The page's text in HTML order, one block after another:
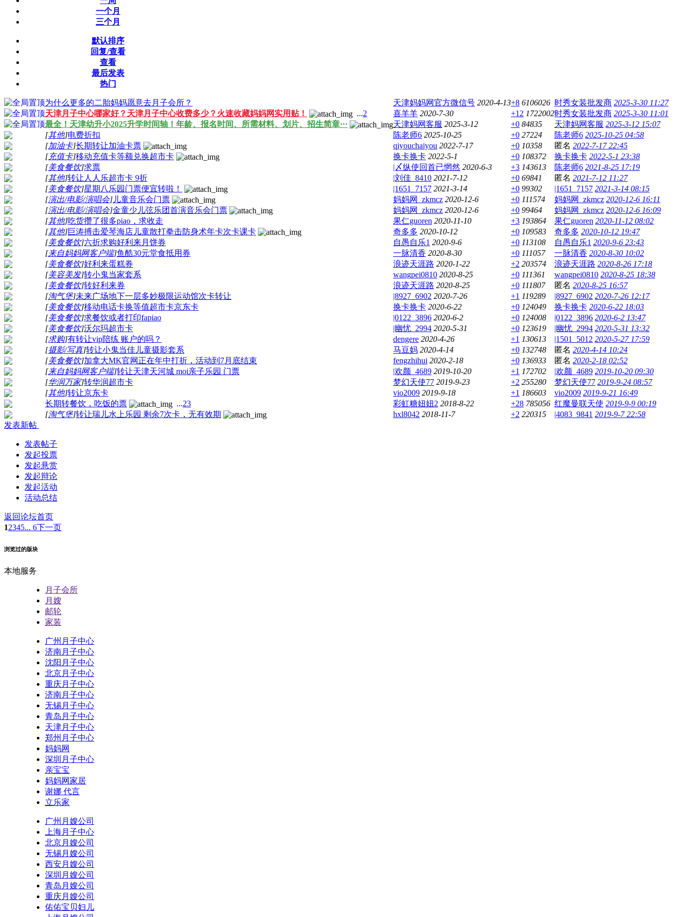
一个月
三个月
默认排序
回复/查看
查看
最后发表
热门
为什么更多的二胎妈妈愿意去月子会所？ 天津妈妈网官方微信号 2020-4-13+8 6106026 时秀女装批发商 2025-3-30 11:27
天津月子中心哪家好？天津月子中心收费多少？火速收藏妈妈网实用贴！
...2 喜羊羊 2020-7-30 +12 1722002时秀女装批发商 2025-3-30 11:01
最全！天津幼升小2025升学时间轴！年龄、报名时间、所需材料、划片、招生简章···
天津妈网客服 2025-3-12 +0 84835 天津妈网客服 2025-3-12 15:07
[其他]电费折扣 陈老师6 2025-10-25 +0 27224 陈老师6 2025-10-25 04:58
[加油卡]长期转让加油卡票 qiyouchaiyou 2022-7-17 +0 10358 匿名 2022-7-17 22:45
[充值卡]移动充值卡等额兑换超市卡 换卡换卡 2022-5-1 +0 108372 换卡换卡 2022-5-1 23:38
[美食餐饮]求票 |〆纵使回首已惘然 2020-6-3 +3 143613 陈老师6 2021-8-25 17:19
[其他]转让人人乐超市卡 9折 |刘佳_8410 2021-7-12 +0 69841 匿名 2021-7-12 11:27
[美食餐饮]星期八乐园门票便宜转啦！ |1651_7157 2021-3-14 +0 99302 |1651_7157 2021-3-14 08:15
[演出/电影/演唱会] 儿童音乐会门票 妈妈网_zkmcz 2020-12-6 +0 111574 妈妈网_zkmcz 2020-12-6 16:11
[演出/电影/演唱会]金童少儿弦乐团首演音乐会门票 妈妈网_zkmcz 2020-12-6 +0 99464 妈妈网_zkmcz 2020-12-6 16:09
[其他]吃货攒了很多piao，求收走 果仁guoren 2020-11-10 +3 193864 果仁guoren 2020-11-12 08:02
[其他]巨涛搏击爱琴海店儿童散打拳击防身术年卡次卡课卡 奇多多 2020-10-12 +0 109583 奇多多 2020-10-12 19:47
[美食餐饮]六折求购好利来月饼券 自愚自乐1 2020-9-6 +0 113108 自愚自乐1 2020-9-6 23:43
[来自妈妈网客户端]鱼酷30元堂食抵用券 一脉清香 2020-8-30 +0 111057 一脉清香 2020-8-30 10:02
[美食餐饮]好利来蛋糕券 浪迹天涯路 2020-1-22 +2 203574 浪迹天涯路 2020-8-26 17:18
[美容美发]转小鬼当家套系 wangpei0810 2020-8-25 +0 111361 wangpei0810 2020-8-25 18:38
[美食餐饮]转好利来券 浪迹天涯路 2020-8-25 +0 111807 匿名 2020-8-25 16:57
[淘气堡]未来广场地下一层多妙极限运动馆次卡转让 |8927_6902 2020-7-26 +1 119289 |8927_6902 2020-7-26 12:17
[美食餐饮]移动电话卡换等值超市卡京东卡 换卡换卡 2020-6-22 +0 124049 换卡换卡 2020-6-22 18:03
[美食餐饮]求餐饮或者打印fapiao |0122_3896 2020-6-2 +0 124008 |0122_3896 2020-6-2 13:47
[美食餐饮]沃尔玛超市卡 |幽忧_2994 2020-5-31 +0 123619 |幽忧_2994 2020-5-31 13:32
[求购]有转让vip陪练 账户的吗？ dengere 2020-4-26 +1 130613 |1501_5012 2020-5-27 17:59
[摄影/写真]转让小鬼当佳儿童摄影套系 马豆妈 2020-4-14 +0 132748 匿名 2020-4-14 10:24
[美食餐饮]加拿大MK官网正在年中打折，活动到7月底结束 fengzhihui 2020-2-18 +0 136933 匿名 2020-2-18 02:52
[来自妈妈网客户端]转让天津天河城 moi亲子乐园 门票 |欢颜_4689 2019-10-20 +1 172702 |欢颜_4689 2019-10-20 09:30
[华润万家]转华润超市卡 梦幻天使77 2019-9-23 +2 255280 梦幻天使77 2019-9-24 08:57
[其他]转让京东卡 vio2009 2019-9-18 +1 186603 vio2009 2019-9-21 16:49
长期转餐饮，吃饭的票
...23 彩虹糖妞妞2 2018-8-22 +28 785056 红魔曼联天使 2019-9-9 00:19
[淘气堡]转让瑞儿水上乐园 剩余7次卡，无有效期 hxl8042 2018-11-7 +2 220315 |4083_9841 2019-9-7 22:58
发表新帖
发表帖子
发起投票
发起悬赏
发起辩论
发起活动
活动总结
返回论坛首页
12345... 6下一页
浏览过的版块
本地服务
月子会所
月嫂
邮轮
家装
广州月子中心
济南月子中心
沈阳月子中心
北京月子中心
重庆月子中心
济南月子中心
无锡月子中心
青岛月子中心
天津月子中心
郑州月子中心
妈妈网
深圳月子中心
亲宝宝
妈妈网家居
谢娜 代言
立乐家
广州月嫂公司
上海月子中心
北京月嫂公司
无锡月嫂公司
西安月嫂公司
深圳月嫂公司
青岛月嫂公司
重庆月嫂公司
佑佑宝贝妇儿